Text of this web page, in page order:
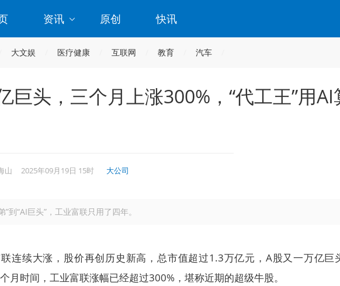
资讯 原创 快讯
大文娱 医疗健康 互联网 教育 汽车
巨头，三个月上涨300%，“代工王”用AI
山 2025年09月19日 15时 大公司
”到“AI巨头”，工业富联只用了四年。
连续大涨，股价再创历史新高，总市值超过1.3万亿元，A股又一万亿巨
月时间，工业富联涨幅已经超过300%，堪称近期的超级牛股。